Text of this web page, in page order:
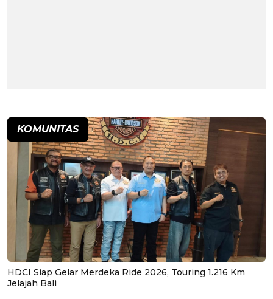
KOMUNITAS
HDCI Siap Gelar Merdeka Ride 2026, Touring 1.216 Km
Jelajah Bali